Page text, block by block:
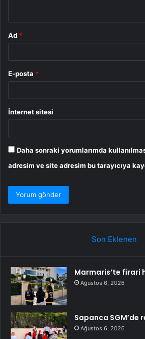
Ad *
E-posta *
İnternet sitesi
Daha sonraki yorumlarımda
adresim ve site adresim bu tarayıcıya
Son Eklenen
Marmaris’te firari
Ağustos 6, 2026
Sapanca SGM’de
Ağustos 6, 2026